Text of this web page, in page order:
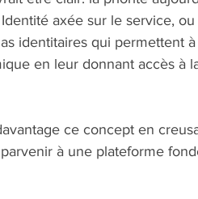
axée sur le service,
identitaires qui permettent
en leur donnant accès à
ce concept en
à une plateforme